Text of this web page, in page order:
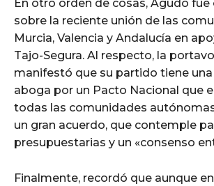
En otro orden de cosas, Agudo
sobre la reciente unión de las
Murcia, Valencia y Andalucía en
Tajo-Segura. Al respecto, la
manifestó que su partido tiene
aboga por un Pacto Nacional que
todas las comunidades
un gran acuerdo, que contemple
presupuestarias y un «consenso
Finalmente, recordó que aunque